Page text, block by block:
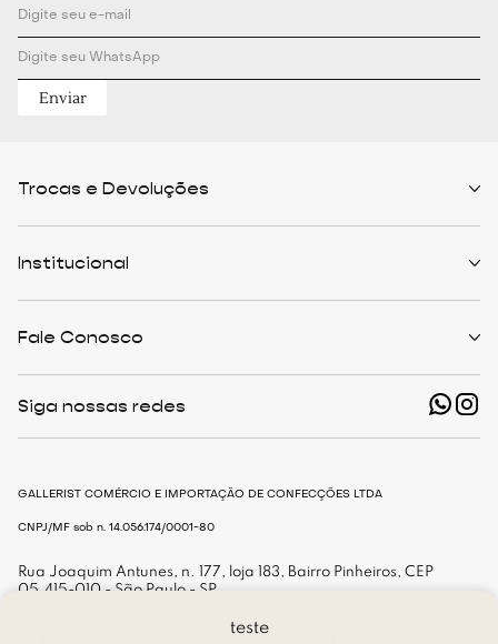
teste
Enviar
Trocas e Devoluções
Formas de Pagamento
Cashback
Institucional
The Outlist
Nossas Lojas
Trabalhe Conosco
Fale Conosco
shop@gallerist.com.br
Siga nossas redes
GALLERIST COMÉRCIO E IMPORTAÇÃO DE CONFECÇÕES LTDA
CNPJ/MF sob n. 14.056.174/0001-80
Rua Joaquim Antunes, n. 177, loja 183, Bairro Pinheiros, CEP
05.415-010 - São Paulo - SP